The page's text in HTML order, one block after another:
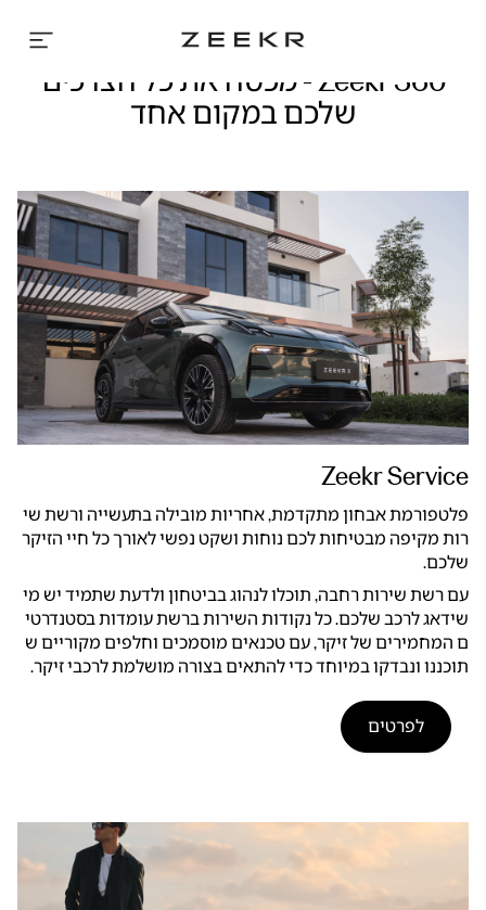
הפתרונות
במקום
Zeekr 360 - מכסה את כל הצרכים
שלכם במקום אחד
Zeekr Service
פלטפורמת אבחון מתקדמת, אחריות מובילה בתעשייה ורשת שי
רות מקיפה מבטיחות לכם נוחות ושקט נפשי לאורך כל חיי הזיקר
שלכם.
עם רשת שירות רחבה, תוכלו לנהוג בביטחון ולדעת שתמיד יש מי
שידאג לרכב שלכם. כל נקודות השירות ברשת עומדות בסטנדרטי
ם המחמירים של זיקר, עם טכנאים מוסמכים וחלפים מקוריים ש
תוכננו ונבדקו במיוחד כדי להתאים בצורה מושלמת לרכבי זיקר.
לפרטים